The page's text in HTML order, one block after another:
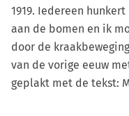
1919. Iedereen
aan de bomen en ik
door de
van de vorige eeuw
geplakt met de tekst: